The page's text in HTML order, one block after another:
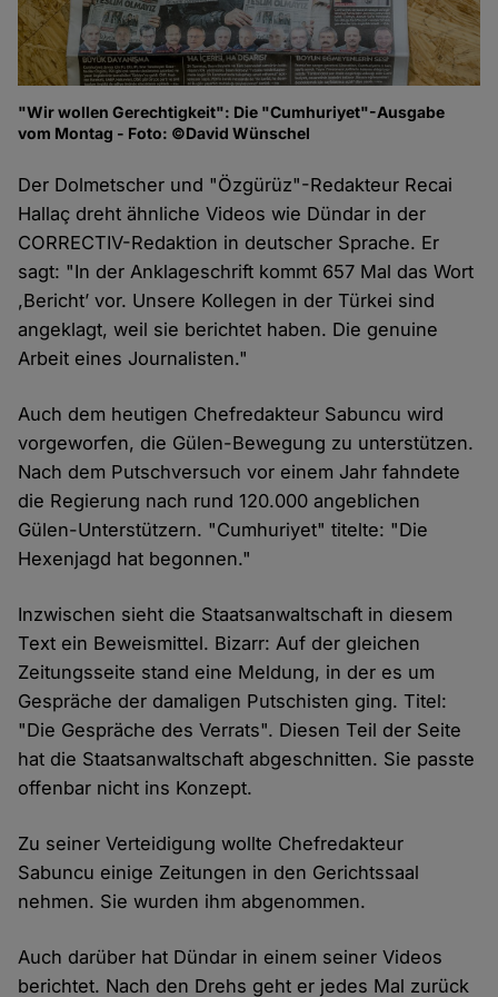
"Wir wollen Gerechtigkeit": Die "Cumhuriyet"-Ausgabe
vom Montag - Foto: ©David Wünschel
Der Dolmetscher und "Özgürüz"-Redakteur Recai
Hallaç dreht ähnliche Videos wie Dündar in der
CORRECTIV-Redaktion in deutscher Sprache. Er
sagt: "In der Anklageschrift kommt 657 Mal das Wort
,Bericht’ vor. Unsere Kollegen in der Türkei sind
angeklagt, weil sie berichtet haben. Die genuine
Arbeit eines Journalisten."
Auch dem heutigen Chefredakteur Sabuncu wird
vorgeworfen, die Gülen-Bewegung zu unterstützen.
Nach dem Putschversuch vor einem Jahr fahndete
die Regierung nach rund 120.000 angeblichen
Gülen-Unterstützern. "Cumhuriyet" titelte: "Die
Hexenjagd hat begonnen."
Inzwischen sieht die Staatsanwaltschaft in diesem
Text ein Beweismittel. Bizarr: Auf der gleichen
Zeitungsseite stand eine Meldung, in der es um
Gespräche der damaligen Putschisten ging. Titel:
"Die Gespräche des Verrats". Diesen Teil der Seite
hat die Staatsanwaltschaft abgeschnitten. Sie passte
offenbar nicht ins Konzept.
Zu seiner Verteidigung wollte Chefredakteur
Sabuncu einige Zeitungen in den Gerichtssaal
nehmen. Sie wurden ihm abgenommen.
Auch darüber hat Dündar in einem seiner Videos
berichtet. Nach den Drehs geht er jedes Mal zurück